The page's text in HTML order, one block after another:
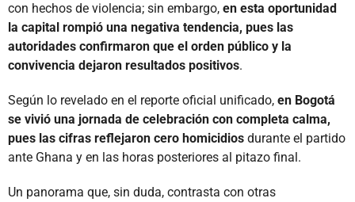
con hechos de violencia; sin embargo, en esta oportunidad
la capital rompió una negativa tendencia, pues las
autoridades confirmaron que el orden público y la
convivencia dejaron resultados positivos.
Según lo revelado en el reporte oficial unificado, en Bogotá
se vivió una jornada de celebración con completa calma,
pues las cifras reflejaron cero homicidios durante el partido
ante Ghana y en las horas posteriores al pitazo final.
Un panorama que, sin duda, contrasta con otras